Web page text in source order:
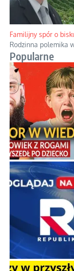
Familijny spór o
Rodzinna polemika
Popularne